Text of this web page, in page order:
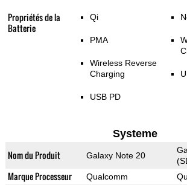
Propriétés de la
Batterie
Qi
PMA
Wireless Reverse
Charging
USB PD
Systeme
Nom du Produit Galaxy Note 20
Marque Processeur Qualcomm